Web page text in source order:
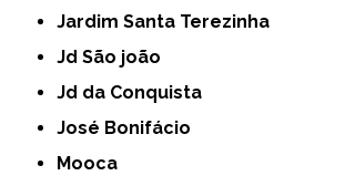
Jardim Santa Terezinha
Jd São joão
Jd da Conquista
José Bonifácio
Mooca